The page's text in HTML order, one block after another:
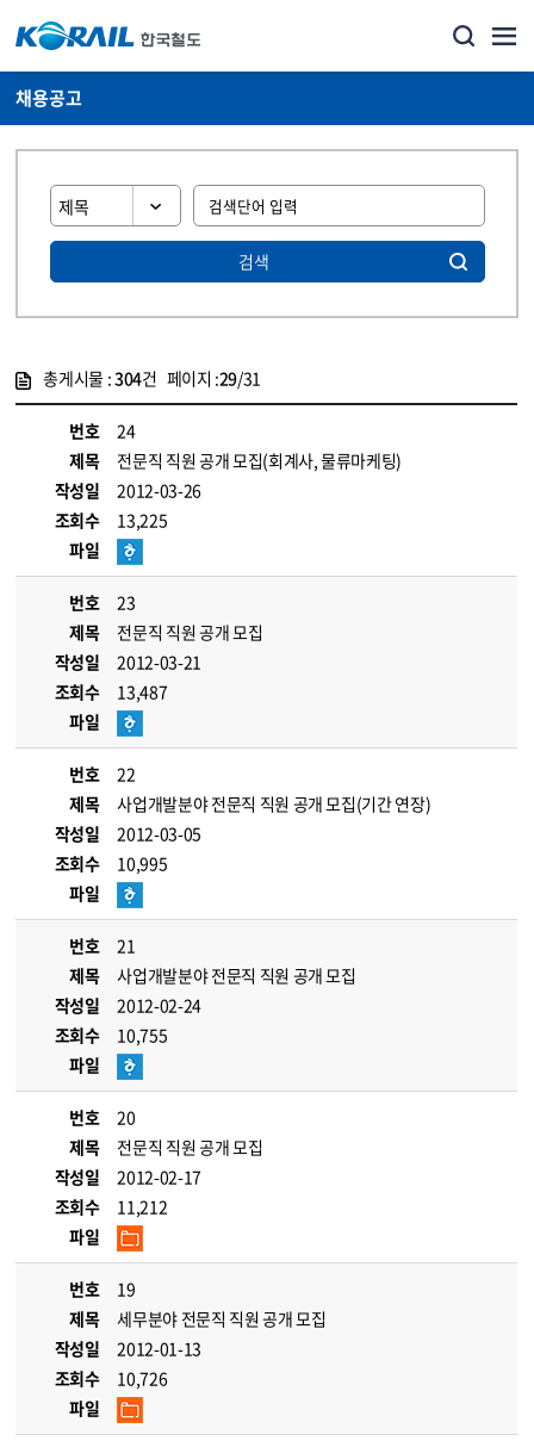
채용공고
검색
총게시물 :304건 페이지 :29/31
번호
24
제목
전문직 직원 공개 모집(회계사, 물류마케팅)
작성일
2012-03-26
조회수
13,225
파일
번호
23
제목
전문직 직원 공개 모집
작성일
2012-03-21
조회수
13,487
파일
번호
22
제목
사업개발분야 전문직 직원 공개 모집(기간 연장)
작성일
2012-03-05
조회수
10,995
파일
번호
21
제목
사업개발분야 전문직 직원 공개 모집
작성일
2012-02-24
조회수
10,755
파일
번호
20
제목
전문직 직원 공개 모집
작성일
2012-02-17
조회수
11,212
파일
번호
19
제목
세무분야 전문직 직원 공개 모집
작성일
2012-01-13
조회수
10,726
파일